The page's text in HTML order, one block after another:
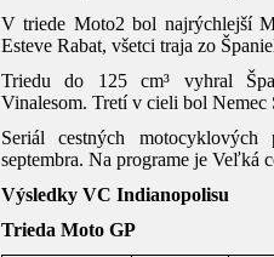
V triede Moto2 bol najrýchlejší
Esteve Rabat, všetci traja zo
Triedu do 125 cm³ vyhral
Vinalesom. Tretí v cieli bol Nemec
Seriál cestných
septembra. Na programe je Veľká
Výsledky VC Indianopolisu
Trieda Moto GP